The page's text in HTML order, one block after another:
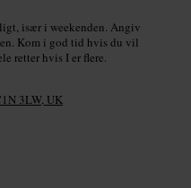
især i weekenden. Angiv
Kom i god tid hvis du vil
retter hvis I er flere.
3LW, UK